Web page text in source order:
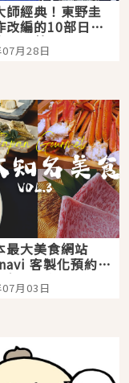
師經典！東野圭
改編的10部日本
品推薦
月28日
最大美食網站
客製化預約九
餐廳，打造專屬
驗！
月03日